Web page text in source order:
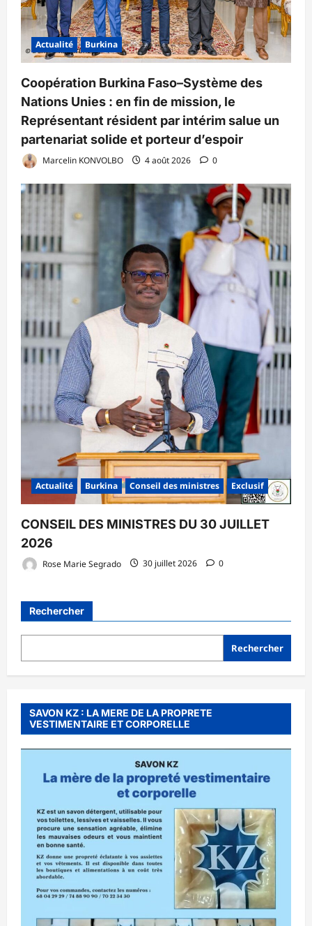
Actualité Burkina
Coopération Burkina Faso–Système des
Nations Unies : en fin de mission, le
Représentant résident par intérim salue un
partenariat solide et porteur d’espoir
Marcelin KONVOLBO 4 août 2026 0
Actualité Burkina Conseil des ministres Exclusif
CONSEIL DES MINISTRES DU 30 JUILLET
2026
Rose Marie Segrado 30 juillet 2026 0
Rechercher
Rechercher
SAVON KZ : LA MERE DE LA PROPRETE
VESTIMENTAIRE ET CORPORELLE